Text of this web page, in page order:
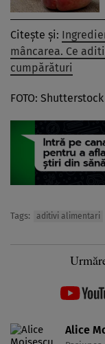
Citește și:
mâncarea. Ce
cumpărături
FOTO: Shutterstock
Tags: aditivi alimentari
Alice